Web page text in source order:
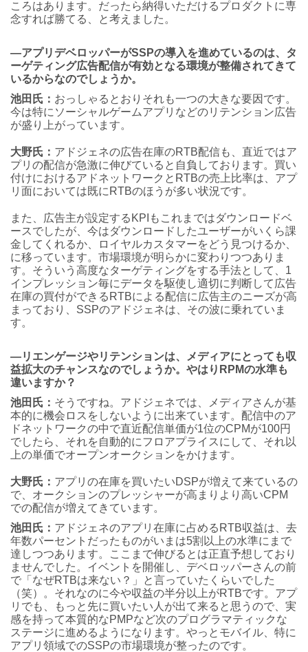
ころはあります。だったら納得いただけるプロダクトに専
念すれば勝てる、と考えました。
―アプリデベロッパーがSSPの導入を進めているのは、タ
ーゲティング広告配信が有効となる環境が整備されてきて
いるからなのでしょうか。
池田氏： おっしゃるとおりそれも一つの大きな要因です。
今は特にソーシャルゲームアプリなどのリテンション広告
が盛り上がっています。
大野氏： アドジェネの広告在庫のRTB配信も、直近ではア
プリの配信が急激に伸びていると自負しております。買い
付けにおけるアドネットワークとRTBの売上比率は、アプ
リ面においては既にRTBのほうが多い状況です。
また、広告主が設定するKPIもこれまではダウンロードベ
ースでしたが、今はダウンロードしたユーザーがいくら課
金してくれるか、ロイヤルカスタマーをどう見つけるか、
に移っています。市場環境が明らかに変わりつつありま
す。そういう高度なターゲティングをする手法として、1
インプレッション毎にデータを駆使し適切に判断して広告
在庫の買付ができるRTBによる配信に広告主のニーズが高
まっており、SSPのアドジェネは、その波に乗れていま
す。
―リエンゲージやリテンションは、メディアにとっても収
益拡大のチャンスなのでしょうか。やはりRPMの水準も
違いますか？
池田氏： そうですね。アドジェネでは、メディアさんが基
本的に機会ロスをしないように出来ています。配信中のア
ドネットワークの中で直近配信単価が1位のCPMが100円
でしたら、それを自動的にフロアプライスにして、それ以
上の単価でオープンオークションをかけます。
大野氏： アプリの在庫を買いたいDSPが増えて来ているの
で、オークションのプレッシャーが高まりより高いCPM
での配信が増えてきています。
池田氏： アドジェネのアプリ在庫に占めるRTB収益は、去
年数パーセントだったものがいまは5割以上の水準にまで
達しつつあります。ここまで伸びるとは正直予想しており
ませんでした。イベントを開催し、デベロッパーさんの前
で「なぜRTBは来ない？」と言っていたくらいでした
（笑）。それなのに今や収益の半分以上がRTBです。アプ
リでも、もっと先に買いたい人が出て来ると思うので、実
感を持って本質的なPMPなど次のプログラマティックな
ステージに進めるようになります。やっとモバイル、特に
アプリ領域でのSSPの市場環境が整ったのです。